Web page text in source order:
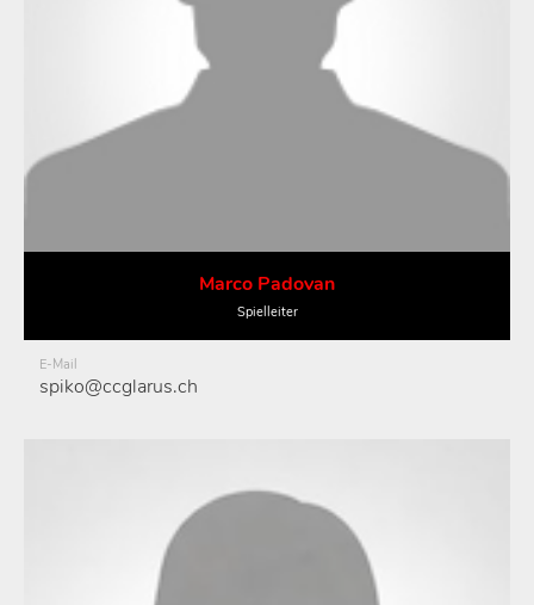
Marco Padovan
Spielleiter
E-Mail
spiko@ccglarus.ch